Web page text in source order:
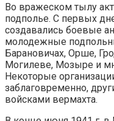
Во вражеском тылу
подполье. С первых
создавались боевые
молодежные
Барановичах, Орше,
Могилеве, Мозыре и
Некоторые
заблаговременно,
войсками вермахта.